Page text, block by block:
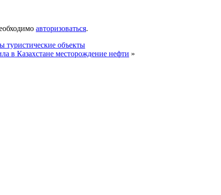
авторизоваться.
туристические объекты
в Казахстане месторождение нефти »